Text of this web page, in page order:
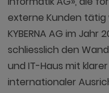
externe Kunden tätig
KYBERNA AG im Jahr
schliesslich den
und IT-Haus mit
internationaler